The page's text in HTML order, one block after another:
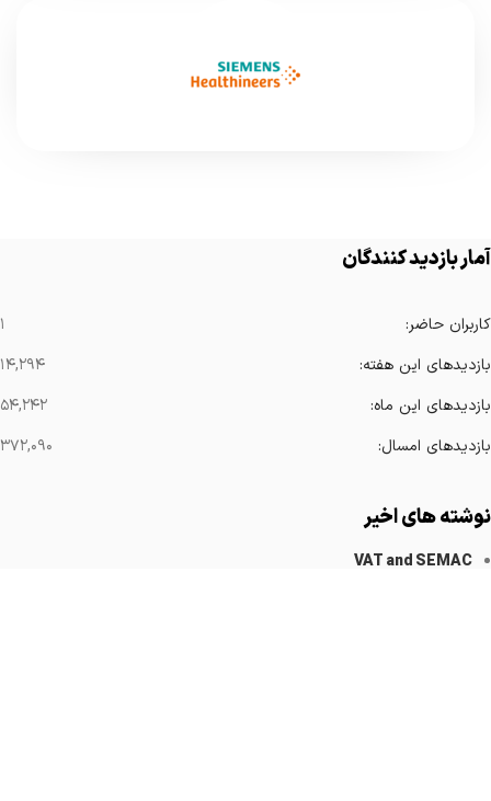
آمار بازدید کنندگان
کاربران حاضر:
۱
بازدیدهای این هفته:
۱۴,۲۹۴
بازدیدهای این ماه:
۵۴,۲۴۲
بازدیدهای امسال:
۳۷۲,۰۹۰
نوشته های اخیر
VAT and SEMAC